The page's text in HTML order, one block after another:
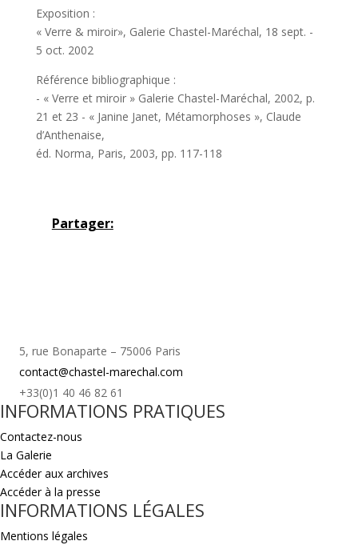
Exposition :
« Verre & miroir», Galerie Chastel-Maréchal, 18 sept. -
5 oct. 2002
Référence bibliographique :
- « Verre et miroir » Galerie Chastel-Maréchal, 2002, p.
21 et 23 - « Janine Janet, Métamorphoses », Claude
d’Anthenaise,
éd. Norma, Paris, 2003, pp. 117-118
Partager:
5, rue Bonaparte – 75006 Paris
contact@chastel-marechal.com
+33(0)1 40 46 82 61
INFORMATIONS PRATIQUES
Contactez-nous
La Galerie
Accéder aux archives
Accéder à la presse
INFORMATIONS LÉGALES
Mentions légales